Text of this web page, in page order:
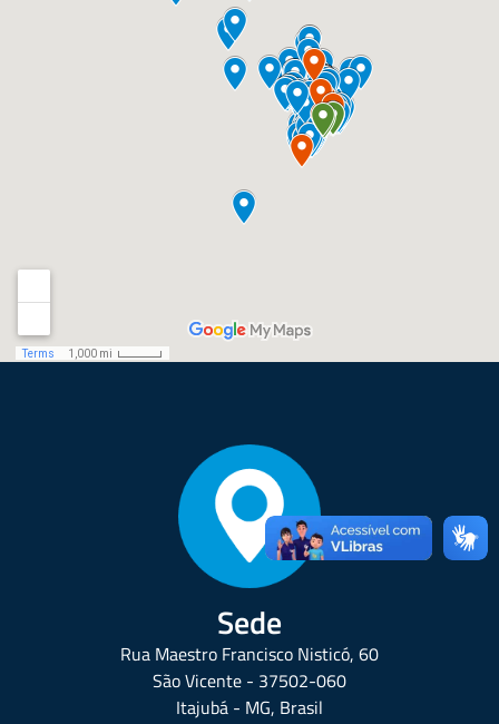
Sede
Rua Maestro Francisco Nisticó, 60
São Vicente - 37502-060
Itajubá - MG, Brasil